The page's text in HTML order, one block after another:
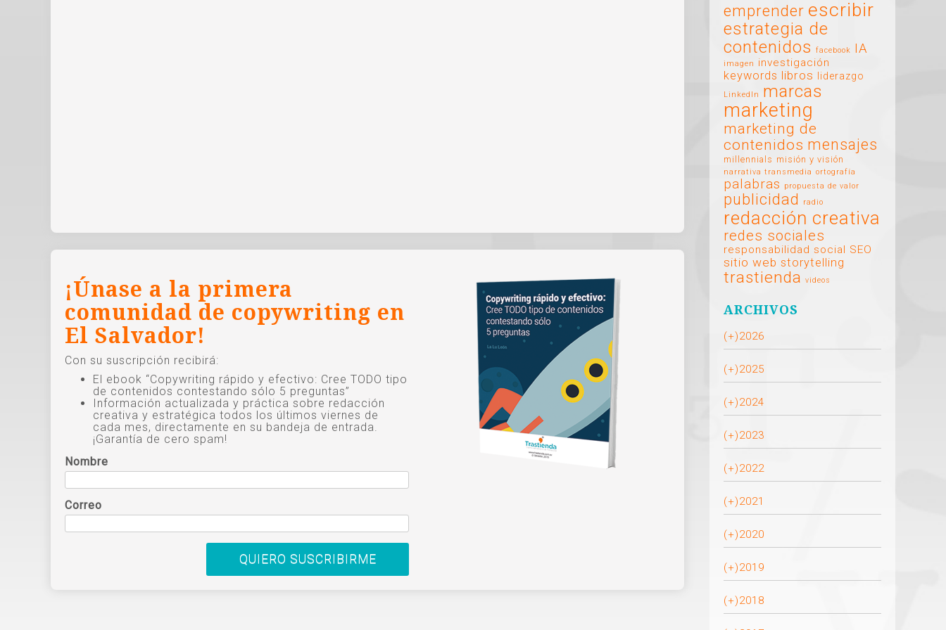
¡Únase a la primera
comunidad de copywriting en
El Salvador!
Con su suscripción recibirá:
El ebook “Copywriting rápido y efectivo: Cree TODO tipo
de contenidos contestando sólo 5 preguntas”
Información actualizada y práctica sobre redacción
creativa y estratégica todos los últimos viernes de
cada mes, directamente en su bandeja de entrada.
¡Garantía de cero spam!
Nombre
Correo
emprender escribir
estrategia de
contenidos
facebook IA
imagen investigación
keywords libros liderazgo
LinkedIn marcas
marketing
marketing de
contenidos mensajes
millennials misión y visión
narrativa transmedia ortografía
palabras propuesta de valor
publicidad radio
redacción creativa
redes sociales
responsabilidad social SEO
sitio web storytelling
trastienda videos
ARCHIVOS
(+)2026
(+)2025
(+)2024
(+)2023
(+)2022
(+)2021
(+)2020
(+)2019
(+)2018